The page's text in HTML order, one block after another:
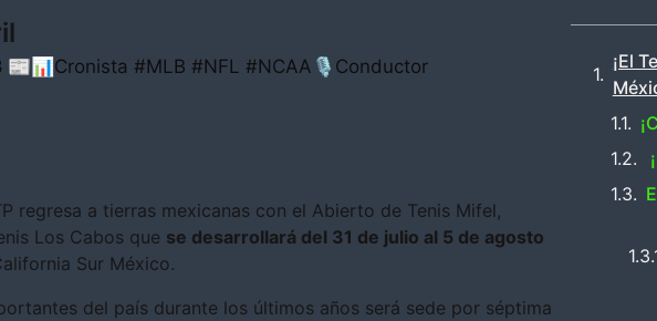
📰📊Cronista #MLB #NFL #NCAA🎙Conductor
regresa a tierras mexicanas con el Abierto de Tenis Mifel,
Los Cabos que se desarrollará del 31 de julio al 5 de agosto
Sur México.
del país durante los últimos años será sede por séptima
¡El